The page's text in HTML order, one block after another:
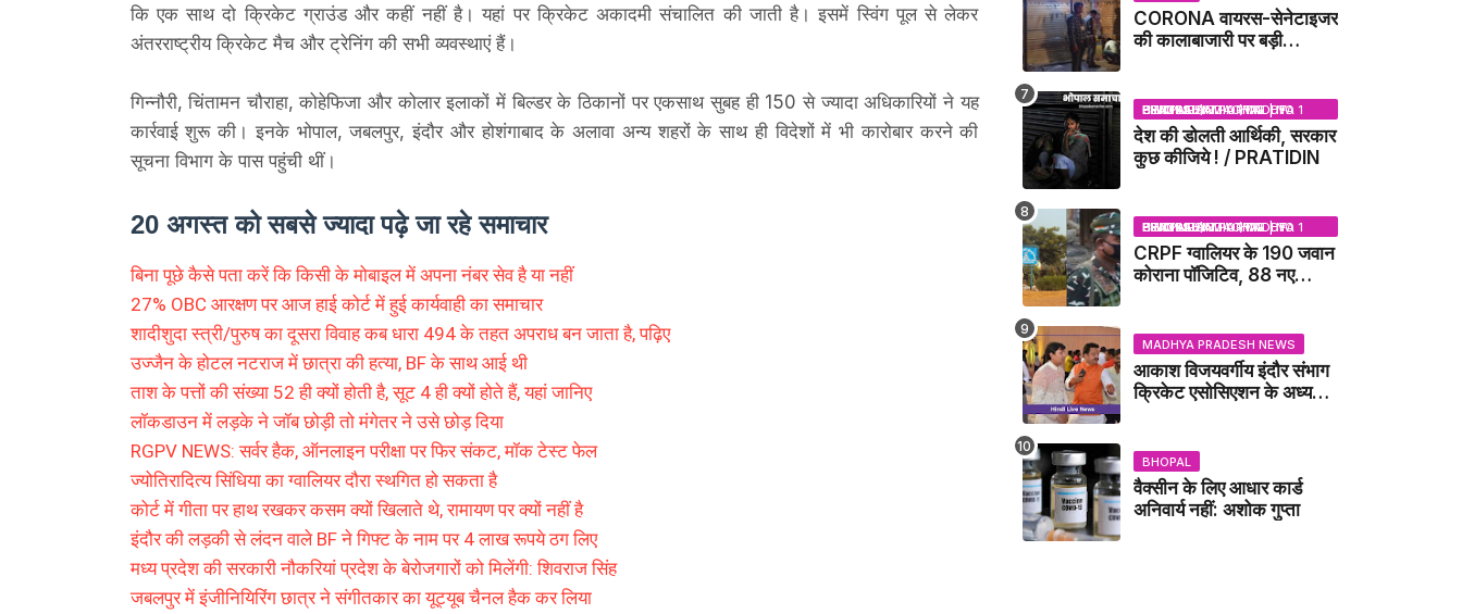
कि एक साथ दो क्रिकेट ग्राउंड और कहीं नहीं है। यहां पर क्रिकेट अकादमी संचालित की जाती है। इसमें स्विंग पूल से लेकर
अंतरराष्ट्रीय क्रिकेट मैच और ट्रेनिंग की सभी व्यवस्थाएं हैं।
गिन्नौरी, चिंतामन चौराहा, कोहेफिजा और कोलार इलाकों में बिल्डर के ठिकानों पर एकसाथ सुबह ही 150 से ज्यादा अधिकारियों ने यह
कार्रवाई शुरू की। इनके भोपाल, जबलपुर, इंदौर और होशंगाबाद के अलावा अन्य शहरों के साथ ही विदेशों में भी कारोबार करने की
सूचना विभाग के पास पहुंची थीं।
20 अगस्त को सबसे ज्यादा पढ़े जा रहे समाचार
बिना पूछे कैसे पता करें कि किसी के मोबाइल में अपना नंबर सेव है या नहीं
27% OBC आरक्षण पर आज हाई कोर्ट में हुई कार्यवाही का समाचार
शादीशुदा स्त्री/पुरुष का दूसरा विवाह कब धारा 494 के तहत अपराध बन जाता है, पढ़िए
उज्जैन के होटल नटराज में छात्रा की हत्या, BF के साथ आई थी
ताश के पत्तों की संख्या 52 ही क्यों होती है, सूट 4 ही क्यों होते हैं, यहां जानिए
लॉकडाउन में लड़के ने जॉब छोड़ी तो मंगेतर ने उसे छोड़ दिया
RGPV NEWS: सर्वर हैक, ऑनलाइन परीक्षा पर फिर संकट, मॉक टेस्ट फेल
ज्योतिरादित्य सिंधिया का ग्वालियर दौरा स्थगित हो सकता है
कोर्ट में गीता पर हाथ रखकर कसम क्यों खिलाते थे, रामायण पर क्यों नहीं है
इंदौर की लड़की से लंदन वाले BF ने गिफ्ट के नाम पर 4 लाख रूपये ठग लिए
मध्य प्रदेश की सरकारी नौकरियां प्रदेश के बेरोजगारों को मिलेंगी: शिवराज सिंह
जबलपुर में इंजीनियिरिंग छात्र ने संगीतकार का यूट्यूब चैनल हैक कर लिया
CORONA वायरस-सेनेटाइजर
की कालाबाजारी पर बड़ी
BHOPAL SAMACHAR | NO 1 HINDI NEWS PORTAL OF CENTRAL INDIA (MADHYA PRADESH)
देश की डोलती आर्थिकी, सरकार
कुछ कीजिये ! / PRATIDIN
BHOPAL SAMACHAR | NO 1 HINDI NEWS PORTAL OF CENTRAL INDIA (MADHYA PRADESH)
CRPF ग्वालियर के 190 जवान
कोराना पॉजिटिव, 88 नए
MADHYA PRADESH NEWS
आकाश विजयवर्गीय इंदौर संभाग
क्रिकेट एसोसिएशन के अध्यक्ष
BHOPAL
वैक्सीन के लिए आधार कार्ड
अनिवार्य नहीं: अशोक गुप्ता